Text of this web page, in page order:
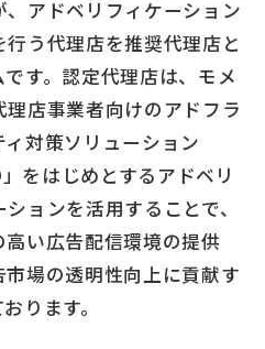
アドベリフィケーション
う代理店を推奨代理店と
す。認定代理店は、モメ
店事業者向けのアドフラ
対策ソリューション
をはじめとするアドベリ
ョンを活用することで、
い広告配信環境の提供
場の透明性向上に貢献す
ります。